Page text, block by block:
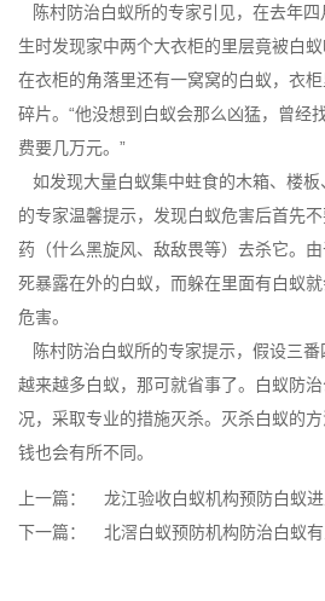
陈村防治白蚁所的专家引见，在去年
生时发现家中两个大衣柜的里层竟被白蚁
在衣柜的角落里还有一窝窝的白蚁，衣
碎片。“他没想到白蚁会那么凶猛，曾经
费要几万元。”
如发现大量白蚁集中蛀食的木箱、楼
的专家温馨提示，发现白蚁危害后首先
药（什么黑旋风、敌敌畏等）去杀它。
死暴露在外的白蚁，而躲在里面有白蚁
危害。
陈村防治白蚁所的专家提示，假设三
越来越多白蚁，那可就省事了。白蚁防
况，采取专业的措施灭杀。 灭杀白蚁的
钱也会有所不同。
上一篇：
龙江验收白蚁机构预防白蚁
下一篇：
北滘白蚁预防机构防治白蚁